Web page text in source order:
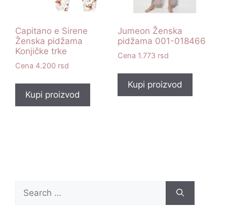
Capitano e Sirene
Ženska pidžama
Konjičke trke
4.200 rsd
Kupi proizvod
Jumeon Ženska
pidžama 001-018466
1.773 rsd
Kupi proizvod